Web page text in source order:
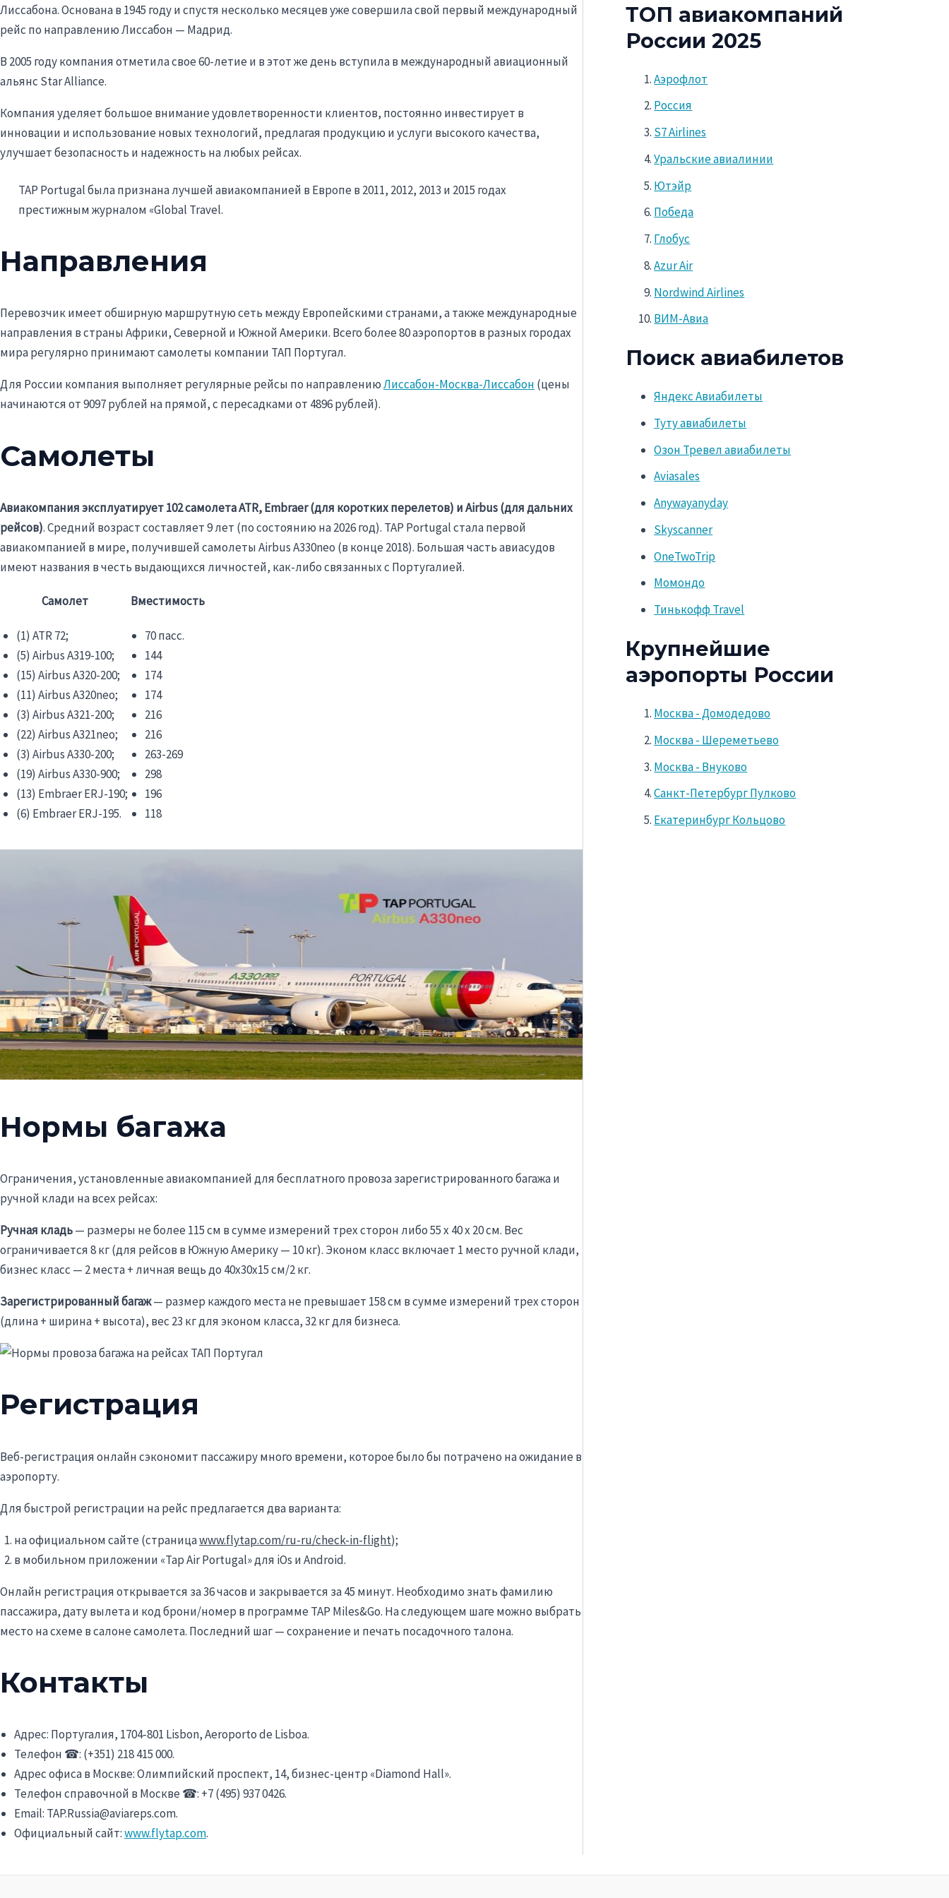
Лиссабона. Основана в 1945 году и спустя несколько месяцев уже совершила свой первый международный
рейс по направлению Лиссабон — Мадрид.
В 2005 году компания отметила свое 60-летие и в этот же день вступила в международный авиационный
альянс Star Alliance.
Компания уделяет большое внимание удовлетворенности клиентов, постоянно инвестирует в
инновации и использование новых технологий, предлагая продукцию и услуги высокого качества,
улучшает безопасность и надежность на любых рейсах.
TAP Portugal была признана лучшей авиакомпанией в Европе в 2011, 2012, 2013 и 2015 годах
престижным журналом «Global Travel.
Направления
Перевозчик имеет обширную маршрутную сеть между Европейскими странами, а также международные
направления в страны Африки, Северной и Южной Америки. Всего более 80 аэропортов в разных городах
мира регулярно принимают самолеты компании ТАП Португал.
Для России компания выполняет регулярные рейсы по направлениюЛиссабон-Москва-Лиссабон (цены
начинаются от 9097 рублей на прямой, с пересадками от 4896 рублей).
Самолеты
Авиакомпания эксплуатирует 102 самолета ATR, Embraer (для коротких перелетов) и Airbus (для дальних
рейсов). Средний возраст составляет 9 лет (по состоянию на 2026 год). TAP Portugal стала первой
авиакомпанией в мире, получившей самолеты Airbus A330neo (в конце 2018). Большая часть авиасудов
имеют названия в честь выдающихся личностей, как-либо связанных с Португалией.
Самолет Вместимость
(1) ATR 72;
(5) Airbus A319-100;
(15) Airbus A320-200;
(11) Airbus A320neo;
(3) Airbus A321-200;
(22) Airbus A321neo;
(3) Airbus A330-200;
(19) Airbus A330-900;
(13) Embraer ERJ-190;
(6) Embraer ERJ-195.
70 пасс.
144
174
174
216
216
263-269
298
196
118
Нормы багажа
Ограничения, установленные авиакомпанией для бесплатного провоза зарегистрированного багажа и
ручной клади на всех рейсах:
Ручная кладь— размеры не более 115 см в сумме измерений трех сторон либо 55 х 40 х 20 см. Вес
ограничивается 8 кг (для рейсов в Южную Америку — 10 кг). Эконом класс включает 1 место ручной клади,
бизнес класс — 2 места + личная вещь до 40х30х15 см/2 кг.
Зарегистрированный багаж— размер каждого места не превышает 158 см в сумме измерений трех сторон
(длина + ширина + высота), вес 23 кг для эконом класса, 32 кг для бизнеса.
Регистрация
Веб-регистрация онлайн сэкономит пассажиру много времени, которое было бы потрачено на ожидание в
аэропорту.
Для быстрой регистрации на рейс предлагается два варианта:
на официальном сайте (страницаwww.flytap.com/ru-ru/check-in-flight);
в мобильном приложении «Tap Air Portugal» для iOs и Android.
Онлайн регистрация открывается за 36 часов и закрывается за 45 минут. Необходимо знать фамилию
пассажира, дату вылета и код брони/номер в программе TAP Miles&Go. На следующем шаге можно выбрать
место на схеме в салоне самолета. Последний шаг — сохранение и печать посадочного талона.
Контакты
Адрес: Португалия, 1704-801 Lisbon, Aeroporto de Lisboa.
Телефон ☎: (+351) 218 415 000.
Адрес офиса в Москве: Олимпийский проспект, 14, бизнес-центр «Diamond Hall».
Телефон справочной в Москве ☎: +7 (495) 937 0426.
Email: TAP.Russia@aviareps.com.
Официальный сайт:www.flytap.com.
ТОП авиакомпаний
России 2025
Аэрофлот
Россия
S7 Airlines
Уральские авиалинии
Ютэйр
Победа
Глобус
Azur Air
Nordwind Airlines
ВИМ-Авиа
Поиск авиабилетов
Яндекс Авиабилеты
Туту авиабилеты
Озон Тревел авиабилеты
Aviasales
Anywayanyday
Skyscanner
OneTwoTrip
Момондо
Тинькофф Travel
Крупнейшие
аэропорты России
Москва - Домодедово
Москва - Шереметьево
Москва - Внуково
Санкт-Петербург Пулково
Екатеринбург Кольцово